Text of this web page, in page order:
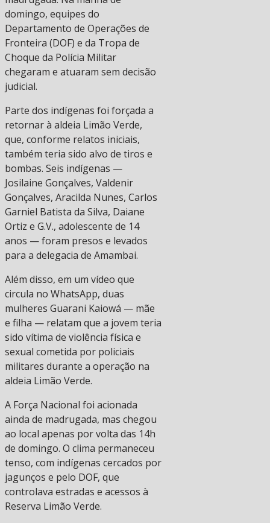
domingo, equipes do
Departamento de Operações de
Fronteira (DOF) e da Tropa de
Choque da Polícia Militar
chegaram e atuaram sem decisão
judicial.
Parte dos indígenas foi forçada a
retornar à aldeia Limão Verde,
que, conforme relatos iniciais,
também teria sido alvo de tiros e
bombas. Seis indígenas —
Josilaine Gonçalves, Valdenir
Gonçalves, Aracilda Nunes, Carlos
Garniel Batista da Silva, Daiane
Ortiz e G.V., adolescente de 14
anos — foram presos e levados
para a delegacia de Amambai.
Além disso, em um vídeo que
circula no WhatsApp, duas
mulheres Guarani Kaiowá — mãe
e filha — relatam que a jovem teria
sido vítima de violência física e
sexual cometida por policiais
militares durante a operação na
aldeia Limão Verde.
A Força Nacional foi acionada
ainda de madrugada, mas chegou
ao local apenas por volta das 14h
de domingo. O clima permaneceu
tenso, com indígenas cercados por
jagunços e pelo DOF, que
controlava estradas e acessos à
Reserva Limão Verde.